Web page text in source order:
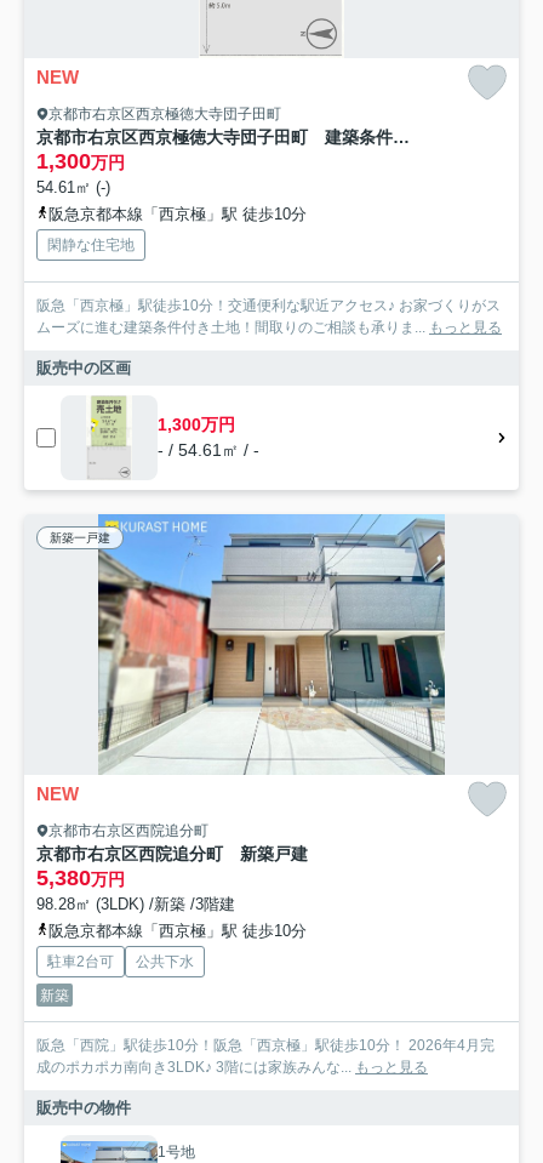
NEW
京都市右京区西京極徳大寺団子田町
京都市右京区西京極徳大寺団子田町 建築条件付き土地
1,300万円
54.61㎡ (-)
阪急京都本線「西京極」駅 徒歩10分
閑静な住宅地
阪急「西京極」駅徒歩10分！交通便利な駅近アクセス♪ お家づくりがス
ムーズに進む建築条件付き土地！間取りのご相談も承りま... もっと見る
販売中の区画
1,300万円
- / 54.61㎡ / -
新築一戸建
NEW
京都市右京区西院追分町
京都市右京区西院追分町 新築戸建
5,380万円
98.28㎡ (3LDK) /新築 /3階建
阪急京都本線「西京極」駅 徒歩10分
駐車2台可
公共下水
新築
阪急「西院」駅徒歩10分！阪急「西京極」駅徒歩10分！ 2026年4月完
成のポカポカ南向き3LDK♪ 3階には家族みんな... もっと見る
販売中の物件
1号地